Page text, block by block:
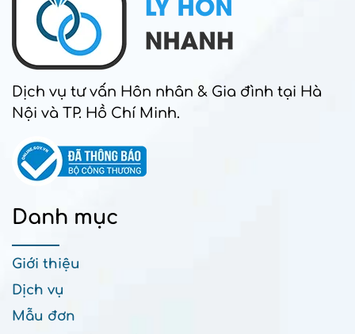
Dịch vụ tư vấn Hôn nhân & Gia đình tại Hà
Nội và TP. Hồ Chí Minh.
Danh mục
Giới thiệu
Dịch vụ
Mẫu đơn